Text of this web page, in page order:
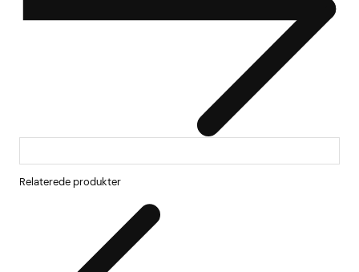
Relaterede produkter